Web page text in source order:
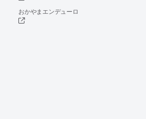
おかやまエンデューロ